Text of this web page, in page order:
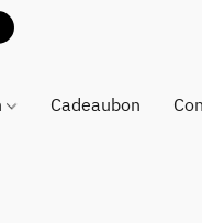
Cadeaubon